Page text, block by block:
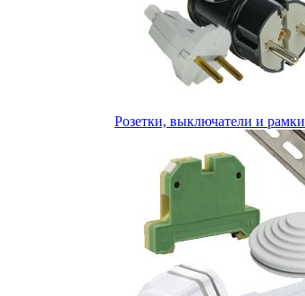
Розетки, выключатели и рамки